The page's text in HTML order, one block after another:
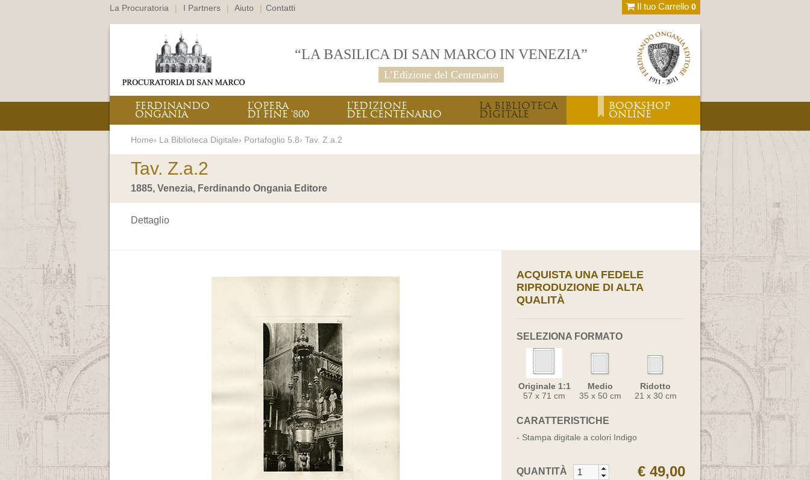
La Procuratoria | I Partners | Aiuto | Contatti Il tuo Carrello 0
“LA BASILICA DI SAN MARCO IN VENEZIA”
L’Edizione del Centenario
FERDINANDO
ONGANIA
L’OPERA
DI FINE ‘800
L’EDIZIONE
DEL CENTENARIO
LA BIBLIOTECA
DIGITALE
BOOKSHOP
ONLINE
Home› La Biblioteca Digitale› Portafoglio 5.8› Tav. Z.a.2
Tav. Z.a.2
1885, Venezia, Ferdinando Ongania Editore
Dettaglio
ACQUISTA UNA FEDELE
RIPRODUZIONE DI ALTA
QUALITÀ
SELEZIONA FORMATO
Originale 1:1
57 x 71 cm
Medio
35 x 50 cm
Ridotto
21 x 30 cm
CARATTERISTICHE
- Stampa digitale a colori Indigo
QUANTITÀ € 49,00